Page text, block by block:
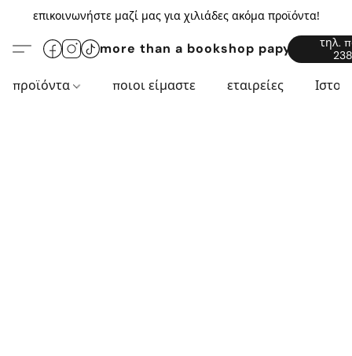
επικοινωνήστε μαζί μας για χιλιάδες ακόμα προϊόντα!
more than a bookshop
τηλ.
προϊόντα ποιοι είμαστε εταιρείες